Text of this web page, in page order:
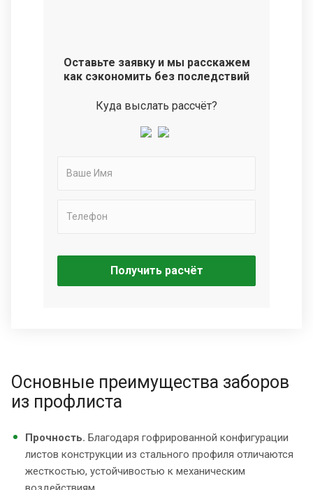
Оставьте заявку и мы расскажем
как сэкономить без последствий
Куда выслать рассчёт?
Получить расчёт
Основные преимущества заборов
из профлиста
Прочность. Благодаря гофрированной конфигурации
листов конструкции из стального профиля отличаются
жесткостью, устойчивостью к механическим